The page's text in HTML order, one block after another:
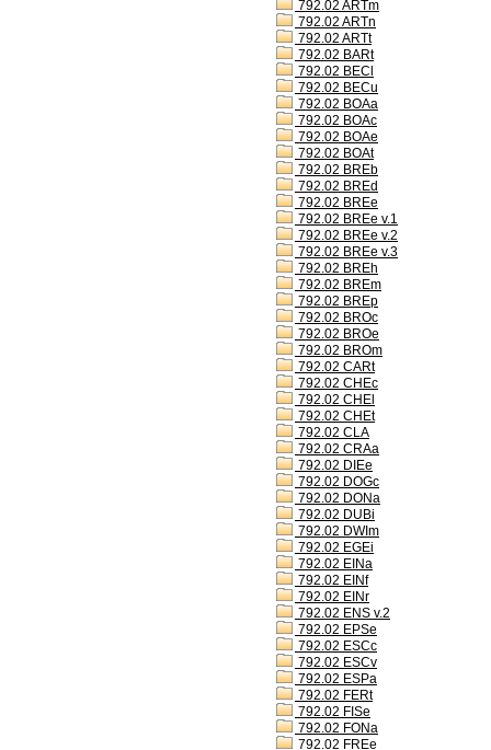
792.02 ARTm
792.02 ARTn
792.02 ARTt
792.02 BARt
792.02 BECl
792.02 BECu
792.02 BOAa
792.02 BOAc
792.02 BOAe
792.02 BOAt
792.02 BREb
792.02 BREd
792.02 BREe
792.02 BREe v.1
792.02 BREe v.2
792.02 BREe v.3
792.02 BREh
792.02 BREm
792.02 BREp
792.02 BROc
792.02 BROe
792.02 BROm
792.02 CARt
792.02 CHEc
792.02 CHEl
792.02 CHEt
792.02 CLA
792.02 CRAa
792.02 DIEe
792.02 DOGc
792.02 DONa
792.02 DUBi
792.02 DWIm
792.02 EGEi
792.02 EINa
792.02 EINf
792.02 EINr
792.02 ENS v.2
792.02 EPSe
792.02 ESCc
792.02 ESCv
792.02 ESPa
792.02 FERt
792.02 FISe
792.02 FONa
792.02 FREe